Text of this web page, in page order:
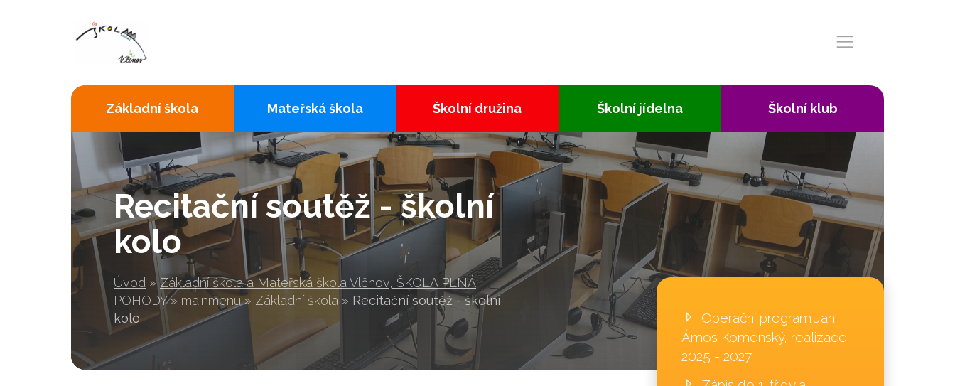
Recitační soutěž - školní
kolo
Úvod » Základní škola a Mateřská škola Vlčnov, ŠKOLA PLNÁ
POHODY » mainmenu » Základní škola » Recitační soutěž - školní
kolo
Základní škola Mateřská škola Školní družina Školní jídelna Školní klub
Operační program Jan
Ámos Komenský, realizace
2025 - 2027